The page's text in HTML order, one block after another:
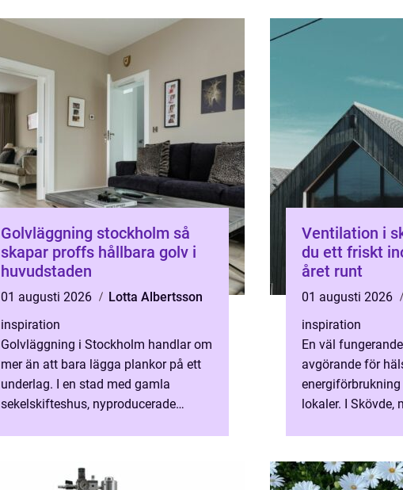
Golvläggning stockholm så
skapar proffs hållbara golv i
huvudstaden
01 augusti 2026
Lotta Albertsson
inspiration
Golvläggning i Stockholm handlar om
mer än att bara lägga plankor på ett
underlag. I en stad med gamla
sekelskifteshus, nyproducerade
Ventilation i skövde
du ett friskt
året runt
01 augusti 2026
inspiration
En väl
avgörande för
lokaler. I Skövde,